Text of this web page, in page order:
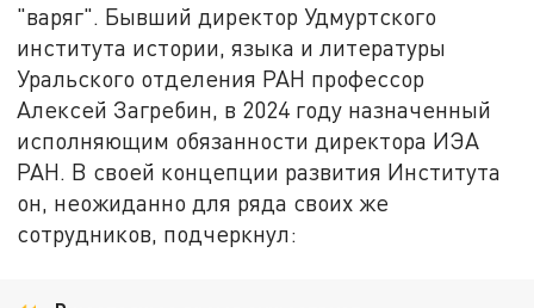
"варяг". Бывший директор Удмуртского
института истории, языка и литературы
Уральского отделения РАН профессор
Алексей Загребин, в 2024 году назначенный
исполняющим обязанности директора ИЭА
РАН. В своей концепции развития Института
он, неожиданно для ряда своих же
сотрудников, подчеркнул: